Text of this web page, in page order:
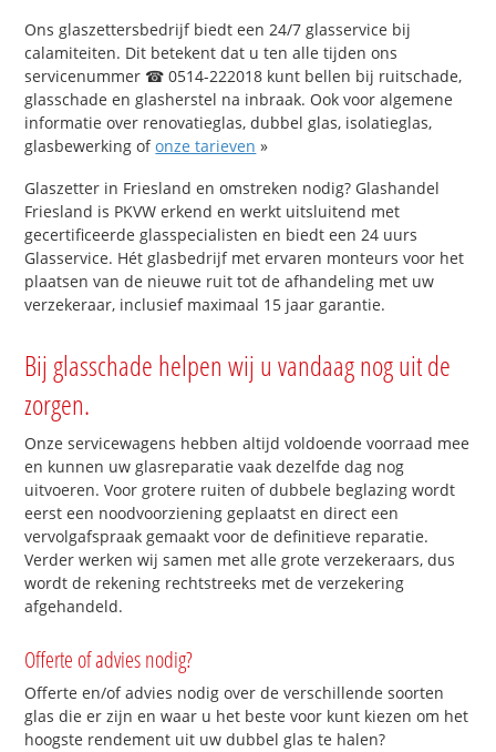
Ons glaszettersbedrijf biedt een 24/7 glasservice bij
calamiteiten. Dit betekent dat u ten alle tijden ons
servicenummer ☎ 0514-222018 kunt bellen bij ruitschade,
glasschade en glasherstel na inbraak. Ook voor algemene
informatie over renovatieglas, dubbel glas, isolatieglas,
glasbewerking ofonze tarieven »
Glaszetter in Friesland en omstreken nodig? Glashandel
Friesland is PKVW erkend en werkt uitsluitend met
gecertificeerde glasspecialisten en biedt een 24 uurs
Glasservice. Hét glasbedrijf met ervaren monteurs voor het
plaatsen van de nieuwe ruit tot de afhandeling met uw
verzekeraar, inclusief maximaal 15 jaar garantie.
Bij glasschade helpen wij u vandaag nog uit de
zorgen.
Onze servicewagens hebben altijd voldoende voorraad mee
en kunnen uw glasreparatie vaak dezelfde dag nog
uitvoeren. Voor grotere ruiten of dubbele beglazing wordt
eerst een noodvoorziening geplaatst en direct een
vervolgafspraak gemaakt voor de definitieve reparatie.
Verder werken wij samen met alle grote verzekeraars, dus
wordt de rekening rechtstreeks met de verzekering
afgehandeld.
Offerte of advies nodig?
Offerte en/of advies nodig over de verschillende soorten
glas die er zijn en waar u het beste voor kunt kiezen om het
hoogste rendement uit uw dubbel glas te halen?